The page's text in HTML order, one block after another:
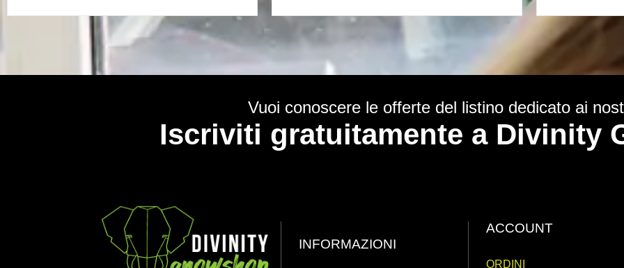
Vuoi conoscere le offerte del listino dedicato ai
Iscriviti gratuitamente a Divinity
INFORMAZIONI
ACCOUNT
ORDINI